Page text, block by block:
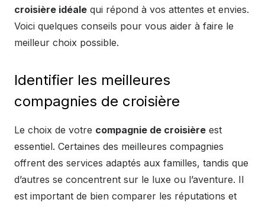
croisière idéale qui répond à vos attentes et envies.
Voici quelques conseils pour vous aider à faire le
meilleur choix possible.
Identifier les meilleures
compagnies de croisière
Le choix de votre compagnie de croisière est
essentiel. Certaines des meilleures compagnies
offrent des services adaptés aux familles, tandis que
d’autres se concentrent sur le luxe ou l’aventure. Il
est important de bien comparer les réputations et